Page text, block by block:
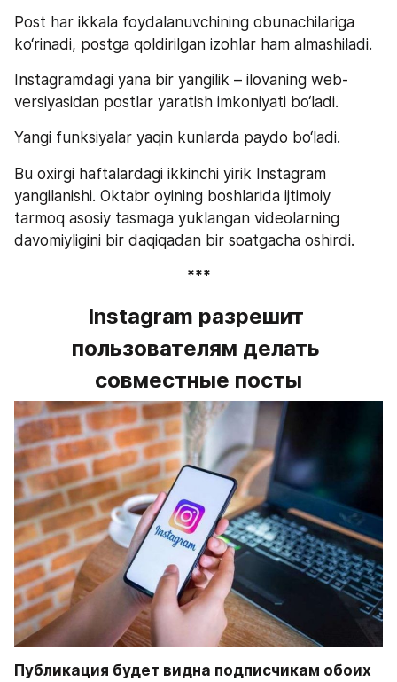
Post har ikkala foydalanuvchining obunachilariga
ko‘rinadi, postga qoldirilgan izohlar ham almashiladi.
Instagramdagi yana bir yangilik – ilovaning web-
versiyasidan postlar yaratish imkoniyati bo‘ladi.
Yangi funksiyalar yaqin kunlarda paydo bo‘ladi.
Bu oxirgi haftalardagi ikkinchi yirik Instagram
yangilanishi. Oktabr oyining boshlarida ijtimoiy
tarmoq asosiy tasmaga yuklangan videolarning
davomiyligini bir daqiqadan bir soatgacha oshirdi.
***
Instagram разрешит
пользователям делать
совместные посты
Публикация будет видна подписчикам обоих